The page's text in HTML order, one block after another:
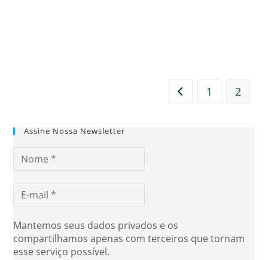
Ir para a página
1 2
Assine Nossa Newsletter
Mantemos seus dados privados e os
compartilhamos apenas com terceiros que tornam
esse serviço possível.